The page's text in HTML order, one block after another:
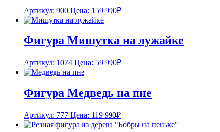
Артикул: 900 Цена: 159 990₽
Фигура Мишутка на лужайке
Артикул: 1074 Цена: 59 990₽
Фигура Медведь на пне
Артикул: 777 Цена: 119 990₽